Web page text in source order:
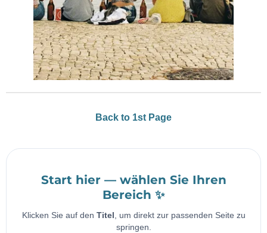
Back to 1st Page
Start hier — wählen Sie Ihren
Bereich ✨
Klicken Sie auf den Titel
, um direkt zur passenden Seite zu
springen.